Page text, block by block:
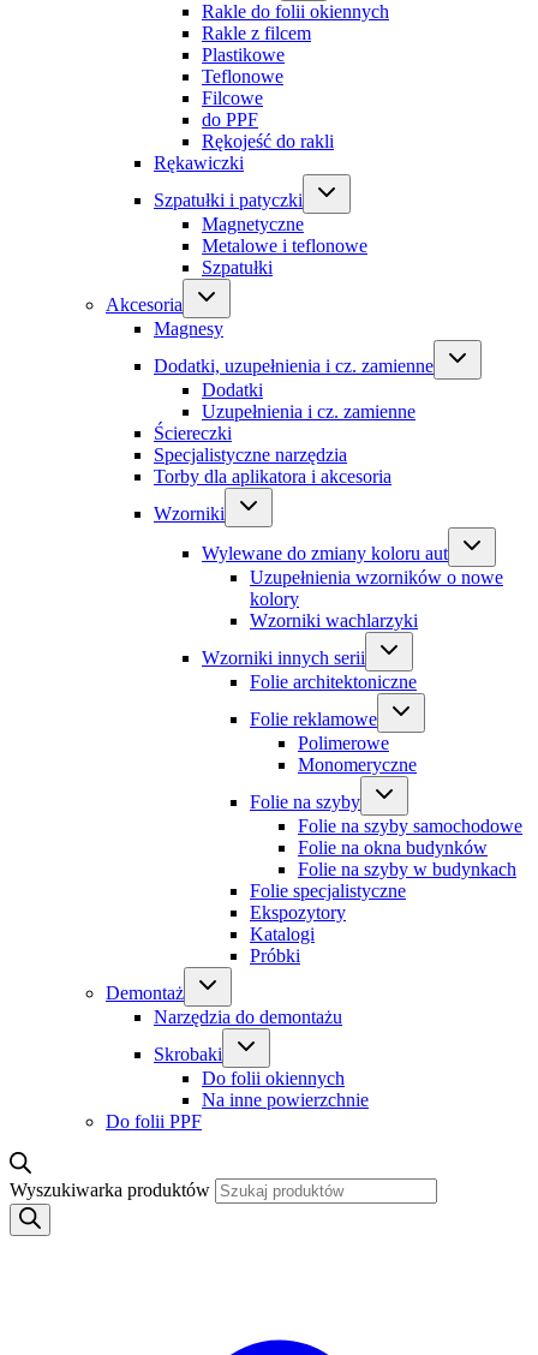
Rakle do folii okiennych
Rakle z filcem
Plastikowe
Teflonowe
Filcowe
do PPF
Rękojeść do rakli
Rękawiczki
Szpatułki i patyczki
Magnetyczne
Metalowe i teflonowe
Szpatułki
Akcesoria
Magnesy
Dodatki, uzupełnienia i cz. zamienne
Dodatki
Uzupełnienia i cz. zamienne
Ściereczki
Specjalistyczne narzędzia
Torby dla aplikatora i akcesoria
Wzorniki
Wylewane do zmiany koloru aut
Uzupełnienia wzorników o nowe
kolory
Wzorniki wachlarzyki
Wzorniki innych serii
Folie architektoniczne
Folie reklamowe
Polimerowe
Monomeryczne
Folie na szyby
Folie na szyby samochodowe
Folie na okna budynków
Folie na szyby w budynkach
Folie specjalistyczne
Ekspozytory
Katalogi
Próbki
Demontaż
Narzędzia do demontażu
Skrobaki
Do folii okiennych
Na inne powierzchnie
Do folii PPF
Wyszukiwarka produktów